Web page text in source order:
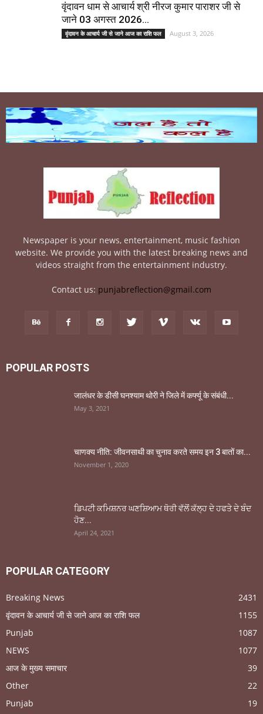
वृंदावन धाम से आचार्य श्री नीरज कुमार पाराशर जी से
जाने 03 अगस्त 2026...
वृंदावन के आचार्य जी से जाने आज का राशि फल August 3, 2026
Newspaper is your news, entertainment, music fashion
website. We provide you with the latest breaking news and
videos straight from the entertainment industry.
Contact us: punjabreflection@gmail.com
POPULAR POSTS
जालंधर के डीसी घनश्याम थोरी ने जिले में कर्फ्यू के संबंधी...
May 3, 2021
चाणक्य नीति: जीवनसाथी का चुनाव करते समय इन 3 बातों का...
November 1, 2020
ਡਿਪਟੀ ਕਮਿਸ਼ਨਰ ਘਣਸ਼ਿਆਮ ਥੋਰੀ ਵੱਲੋਂ ਕੱਲ੍ਹ ਦੇ ਹਫਤੇ ਦੇ ਬੰਦ
ਹੋਣ...
April 24, 2021
POPULAR CATEGORY
Breaking News
2431
वृंदावन के आचार्य जी से जाने आज का राशि फल
1155
Punjab
1087
NEWS
1077
आज के मुख्य समाचार
39
Other
22
Punjab
19